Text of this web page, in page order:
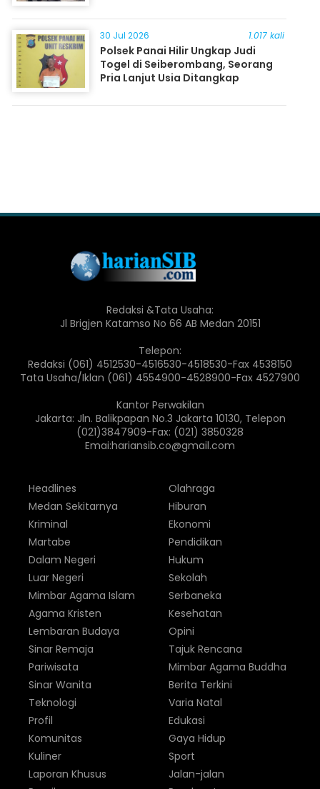
30 Jul 2026 1.017 kali
Polsek Panai Hilir Ungkap Judi
Togel di Seiberombang, Seorang
Pria Lanjut Usia Ditangkap
Redaksi &Tata Usaha:
Jl Brigjen Katamso No 66 AB Medan 20151
Telepon:
Redaksi (061) 4512530-4516530-4518530-Fax 4538150
Tata Usaha/Iklan (061) 4554900-4528900-Fax 4527900
Kantor Perwakilan
Jakarta: Jln. Balikpapan No.3 Jakarta 10130, Telepon
(021)3847909-Fax: (021) 3850328
Emai:hariansib.co@gmail.com
Headlines
Medan Sekitarnya
Kriminal
Martabe
Dalam Negeri
Luar Negeri
Olahraga
Hiburan
Ekonomi
Pendidikan
Hukum
Sekolah
Mimbar Agama Islam
Agama Kristen
Lembaran Budaya
Sinar Remaja
Pariwisata
Sinar Wanita
Serbaneka
Kesehatan
Opini
Tajuk Rencana
Mimbar Agama Buddha
Berita Terkini
Teknologi
Profil
Komunitas
Kuliner
Laporan Khusus
Varia Natal
Edukasi
Gaya Hidup
Sport
Jalan-jalan